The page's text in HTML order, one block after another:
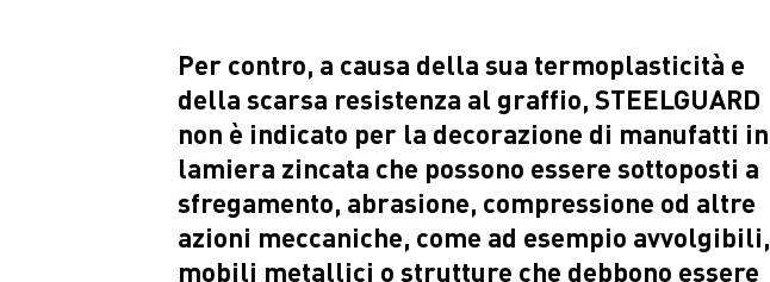
Per contro, a causa della sua termoplasticità e
della scarsa resistenza al graffio, STEELGUARD
non è indicato per la decorazione di manufatti in
lamiera zincata che possono essere sottoposti a
sfregamento, abrasione, compressione od altre
azioni meccaniche, come ad esempio avvolgibili,
mobili metallici o strutture che debbono essere